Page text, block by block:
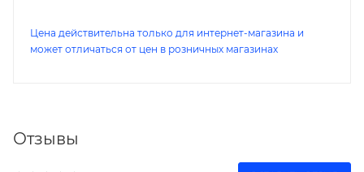
Цена действительна только для интернет-магазина и
может отличаться от цен в розничных магазинах
Отзывы